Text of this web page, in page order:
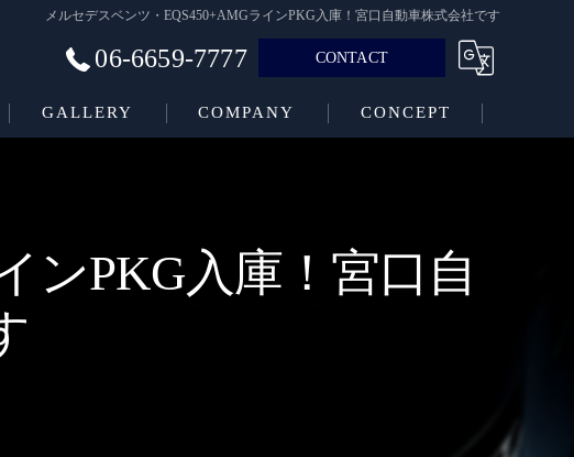
メルセデスベンツ・EQS450+AMGラインPKG入庫！宮口自動車株式会社です
06-6659-7777 CONTACT
GALLERY COMPANY CONCEPT
ンPKG入庫！宮口自